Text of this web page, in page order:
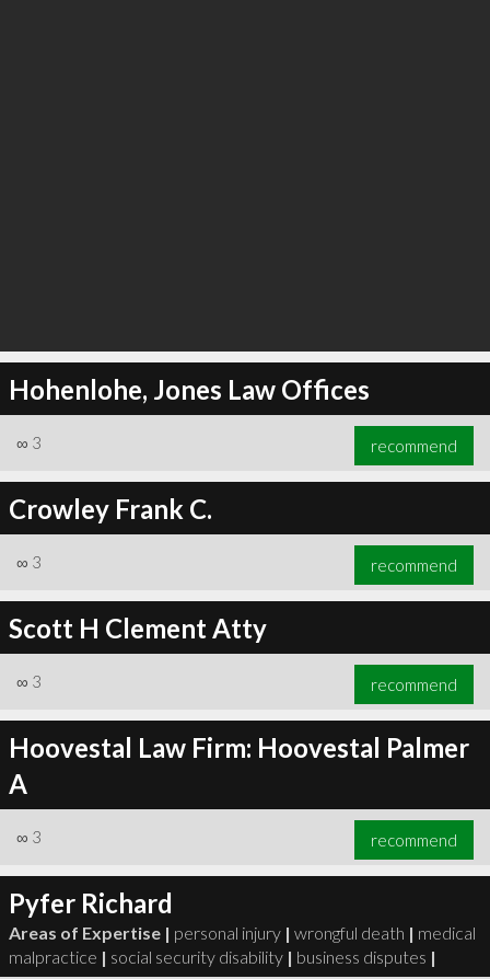
Hohenlohe, Jones Law Offices
∞ 3 recommend
Crowley Frank C.
∞ 3 recommend
Scott H Clement Atty
∞ 3 recommend
Hoovestal Law Firm: Hoovestal Palmer
A
∞ 3 recommend
Pyfer Richard
Areas of Expertise | personal injury | wrongful death | medical
malpractice | social security disability | business disputes |